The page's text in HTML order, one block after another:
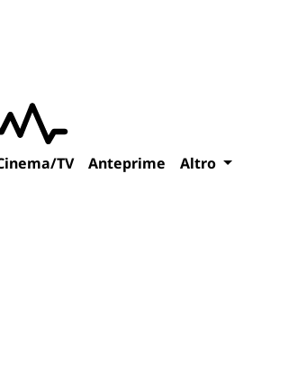
TV Anteprime Altro